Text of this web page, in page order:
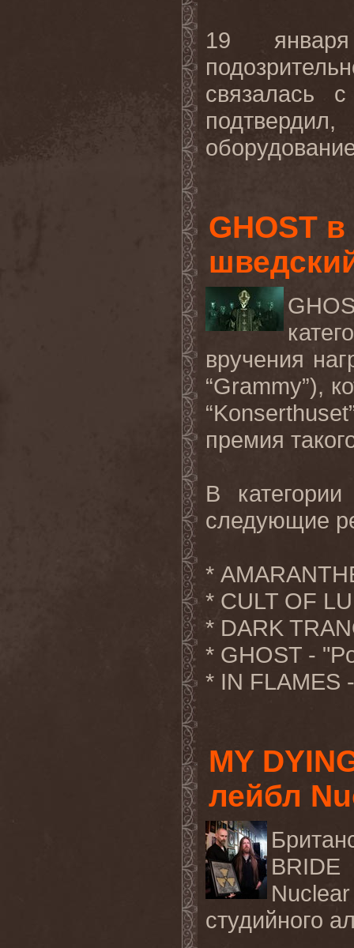
19
связалась
GHOST
вручения
“Grammy”),
“Konserthuset
премия
В
следующие
*
* CULT OF
* DARK
* GHOST -
* IN FLAMES
MY
лейбл
BRIDE
Nuclear
студийного